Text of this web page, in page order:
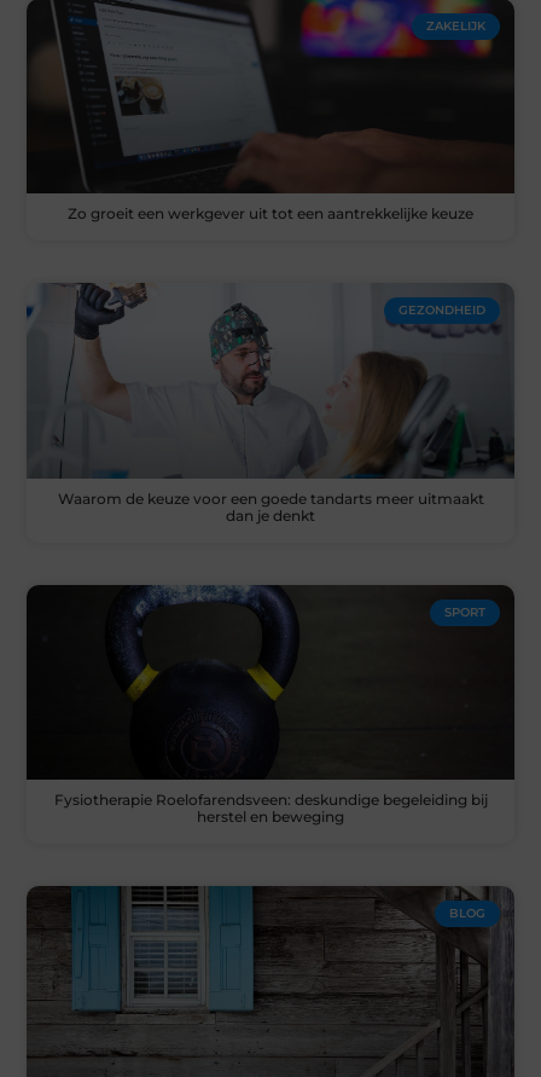
ZAKELIJK
Zo groeit een werkgever uit tot een aantrekkelijke keuze
GEZONDHEID
Waarom de keuze voor een goede tandarts meer uitmaakt
dan je denkt
SPORT
Fysiotherapie Roelofarendsveen: deskundige begeleiding bij
herstel en beweging
BLOG